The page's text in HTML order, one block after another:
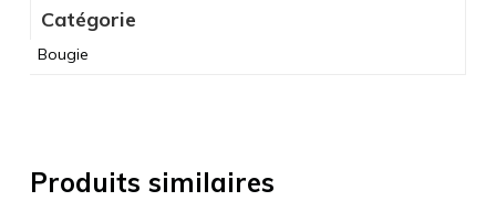
Catégorie
Bougie
Produits similaires